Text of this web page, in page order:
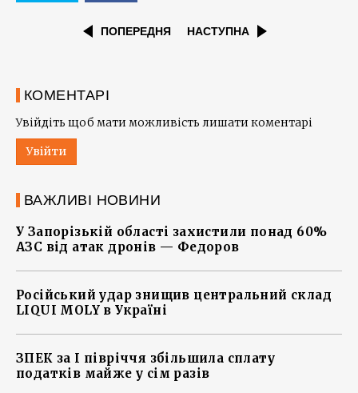
ПОПЕРЕДНЯ НАСТУПНА
КОМЕНТАРІ
Увійдіть щоб мати можливість лишати коментарі
Увійти
ВАЖЛИВІ НОВИНИ
У Запорізькій області захистили понад 60%
АЗС від атак дронів — Федоров
Російський удар знищив центральний склад
LIQUI MOLY в Україні
ЗПЕК за І півріччя збільшила сплату
податків майже у сім разів